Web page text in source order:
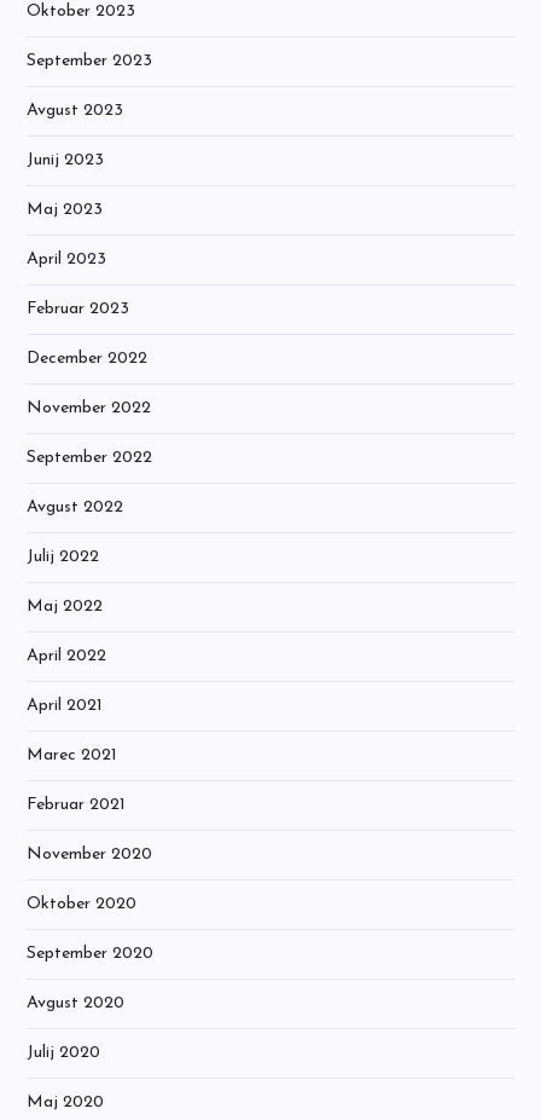
Oktober 2023
September 2023
Avgust 2023
Junij 2023
Maj 2023
April 2023
Februar 2023
December 2022
November 2022
September 2022
Avgust 2022
Julij 2022
Maj 2022
April 2022
April 2021
Marec 2021
Februar 2021
November 2020
Oktober 2020
September 2020
Avgust 2020
Julij 2020
Maj 2020